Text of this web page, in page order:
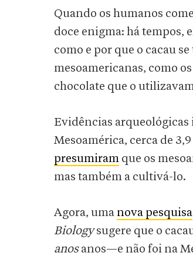
Quando os humanos
doce enigma: há tempos,
como e por que o cacau
mesoamericanas, como
chocolate que o
Evidências
Mesoamérica, cerca de
presumiram que os
mas também a cultivá-lo.
Agora, uma nova pesquisa
Biologysugere que o
anosanos—e não foi na